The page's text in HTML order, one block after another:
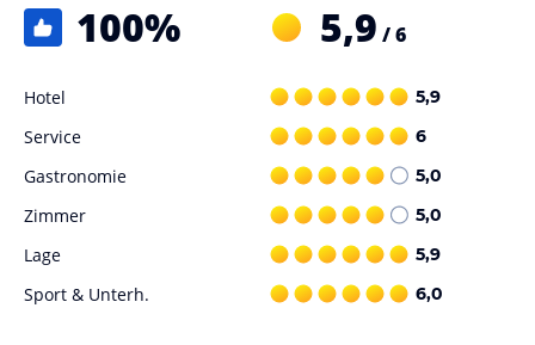
100% 5,9 / 6
Hotel 5,9
Service 6
Gastronomie 5,0
Zimmer 5,0
Lage 5,9
Sport & Unterh. 6,0